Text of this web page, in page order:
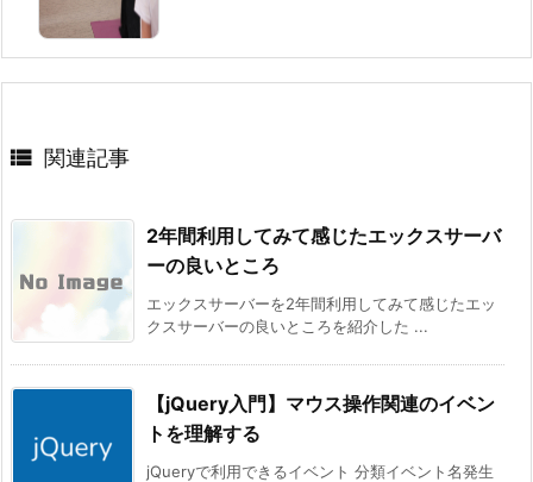
 関連記事
2年間利用してみて感じたエックスサーバ
ーの良いところ
エックスサーバーを2年間利用してみて感じたエッ
クスサーバーの良いところを紹介した ...
【jQuery入門】マウス操作関連のイベン
トを理解する
jQueryで利用できるイベント 分類イベント名発生